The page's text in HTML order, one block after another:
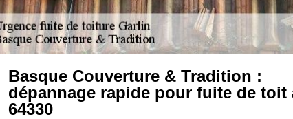
Basque Couverture & Tradition :
dépannage rapide pour fuite de toit
64330